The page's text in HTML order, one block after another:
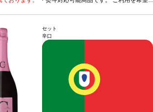
2本含まれています。
・ブルー カビネット (2024)
載ください。 ※熨斗をご希望の場合、作成作業のため最
ます。 必ず最短日から+1日後より配送指定日をご選択
択された場合は、指定日翌日の配送となります。ご了承
2本含まれています。
・ブルー カビネット (2024) ドイツ / 白 / フルーティー
セット
辛口